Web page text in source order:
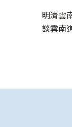
明清雲
談雲南